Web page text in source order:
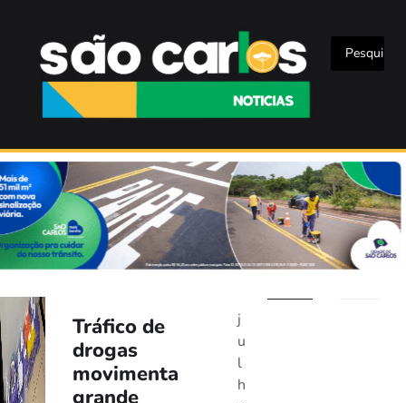
Tráfico de
drogas
movimenta
j
u
l
h